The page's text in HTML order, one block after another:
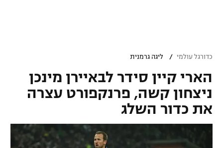
גביע הטוטו
ליגיונרים
ליגת האלופות
ליגה אירופית
ליגה אנגלית
כדורסל ישראלי
ליגת ווינר סל
כדורסל עולמי
כדורגל עולמי / ליגה גרמנית
הארי קיין סידר לבאיירן מינכן
ניצחון קשה, פרנקפורט עצרה
את כדור השלג